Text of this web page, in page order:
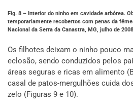
Fig. 8 – Interior do ninho em cavidade arbórea.
temporariamente recobertos com penas da
Nacional da Serra da Canastra, MG, julho de
Os filhotes deixam o ninho pouco
eclosão, sendo conduzidos pelos
áreas seguras e ricas em alimento
casal de patos-mergulhões cuida
zelo (Figuras 9 e 10).